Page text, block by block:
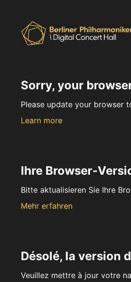
Sorry, your
Please update your browser
Learn more
Ihre Browser-
Bitte aktualisieren Sie Ihre
Mehr erfahren
Désolé, la version
Veuillez mettre à jour votre